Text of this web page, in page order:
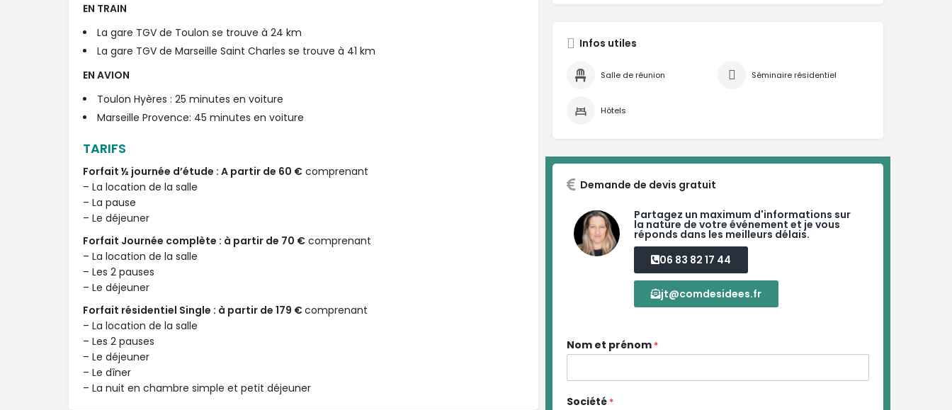
EN TRAIN
La gare TGV de Toulon se trouve à 24 km
La gare TGV de Marseille Saint Charles se trouve à 41 km
EN AVION
Toulon Hyères : 25 minutes en voiture
Marseille Provence: 45 minutes en voiture
TARIFS
Forfait ½ journée d’étude : A partir de 60 € comprenant
– La location de la salle
– La pause
– Le déjeuner
Forfait Journée complète : à partir de 70 € comprenant
– La location de la salle
– Les 2 pauses
– Le déjeuner
Forfait résidentiel Single : à partir de 179 €comprenant
– La location de la salle
– Les 2 pauses
– Le déjeuner
– Le dîner
– La nuit en chambre simple et petit déjeuner
Infos utiles
Salle de réunion Séminaire résidentiel
Hôtels
Demande de devis gratuit
Partagez un maximum d'informations sur
la nature de votre événement et je vous
réponds dans les meilleurs délais.
06 83 82 17 44
jt@comdesidees.fr
Nom et prénom *
Société *